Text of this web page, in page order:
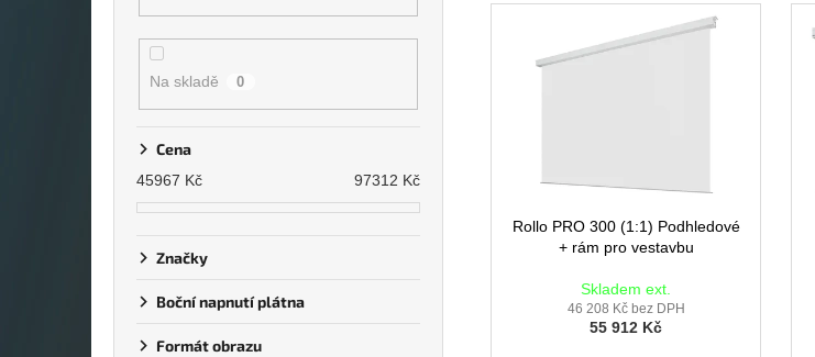
Na skladě 0
Cena
45967 Kč 97312 Kč
Značky
Boční napnutí plátna
Formát obrazu
Rollo PRO 300 (1:1) Podhledové
+ rám pro vestavbu
Skladem ext.
46 208 Kč bez DPH
55 912 Kč